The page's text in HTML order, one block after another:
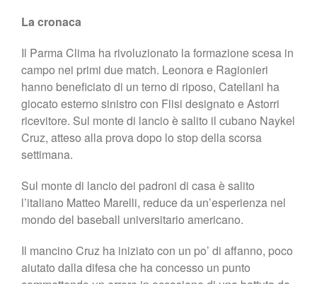
La cronaca
Il Parma Clima ha rivoluzionato la formazione scesa in
campo nei primi due match. Leonora e Ragionieri
hanno beneficiato di un terno di riposo, Catellani ha
giocato esterno sinistro con Flisi designato e Astorri
ricevitore. Sul monte di lancio è salito il cubano Naykel
Cruz, atteso alla prova dopo lo stop della scorsa
settimana.
Sul monte di lancio dei padroni di casa è salito
l’italiano Matteo Marelli, reduce da un’esperienza nel
mondo del baseball universitario americano.
Il mancino Cruz ha iniziato con un po’ di affanno, poco
aiutato dalla difesa che ha concesso un punto